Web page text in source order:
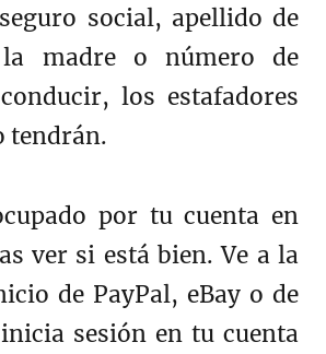
social, apellido de
madre o número de
los estafadores
tendrán.
por tu cuenta en
ver si está bien. Ve a la
de PayPal, eBay o de
sesión en tu cuenta